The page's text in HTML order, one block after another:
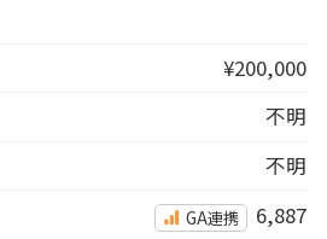
¥200,000
不明
不明
GA連携 6,887